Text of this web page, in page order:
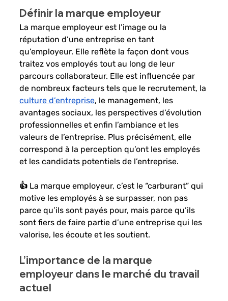
Définir la marque employeur
La marque employeur est l’image ou la
réputation d’une entreprise en tant
qu’employeur. Elle reflète la façon dont vous
traitez vos employés tout au long de leur
parcours collaborateur. Elle est influencée par
de nombreux facteurs tels que le recrutement, la
culture d’entreprise, le management, les
avantages sociaux, les perspectives d’évolution
professionnelles et enfin l’ambiance et les
valeurs de l’entreprise. Plus précisément, elle
correspond à la perception qu’ont les employés
et les candidats potentiels de l’entreprise.
👍 La marque employeur, c’est le “carburant” qui
motive les employés à se surpasser, non pas
parce qu’ils sont payés pour, mais parce qu’ils
sont fiers de faire partie d’une entreprise qui les
valorise, les écoute et les soutient.
L’importance de la marque
employeur dans le marché du travail
actuel